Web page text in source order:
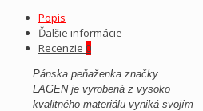
Popis
Ďalšie informácie
Recenzie 0
Pánska peňaženka značky
LAGEN je vyrobená z vysoko
kvalitného materiálu vyniká svojím